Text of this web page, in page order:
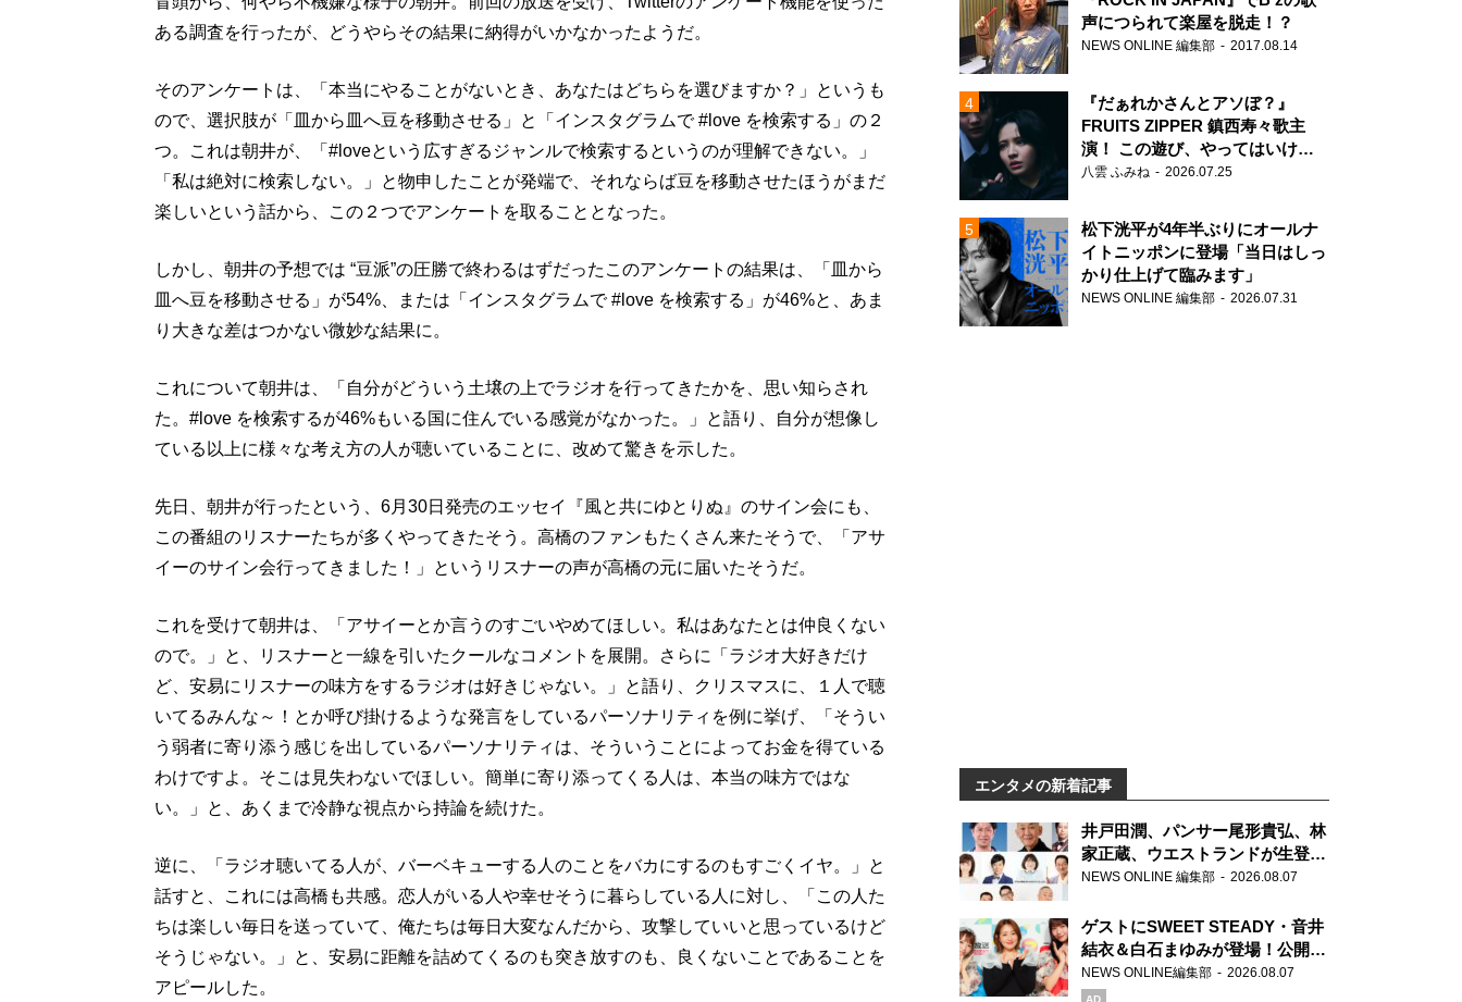
ある調査を行ったが、どうやらその結果に納得がいかなかったようだ。
そのアンケートは、「本当にやることがないとき、あなたはどちらを選びますか？」というも
ので、選択肢が「皿から皿へ豆を移動させる」と「インスタグラムで #love を検索する」の２
つ。これは朝井が、「#loveという広すぎるジャンルで検索するというのが理解できない。」
「私は絶対に検索しない。」と物申したことが発端で、それならば豆を移動させたほうがまだ
楽しいという話から、この２つでアンケートを取ることとなった。
しかし、朝井の予想では “豆派”の圧勝で終わるはずだったこのアンケートの結果は、「皿から
皿へ豆を移動させる」が54%、または「インスタグラムで #love を検索する」が46%と、あま
り大きな差はつかない微妙な結果に。
これについて朝井は、「自分がどういう土壌の上でラジオを行ってきたかを、思い知らされ
た。#love を検索するが46%もいる国に住んでいる感覚がなかった。」と語り、自分が想像し
ている以上に様々な考え方の人が聴いていることに、改めて驚きを示した。
先日、朝井が行ったという、6月30日発売のエッセイ『風と共にゆとりぬ』のサイン会にも、
この番組のリスナーたちが多くやってきたそう。高橋のファンもたくさん来たそうで、「アサ
イーのサイン会行ってきました！」というリスナーの声が高橋の元に届いたそうだ。
これを受けて朝井は、「アサイーとか言うのすごいやめてほしい。私はあなたとは仲良くない
ので。」と、リスナーと一線を引いたクールなコメントを展開。さらに「ラジオ大好きだけ
ど、安易にリスナーの味方をするラジオは好きじゃない。」と語り、クリスマスに、１人で聴
いてるみんな～！とか呼び掛けるような発言をしているパーソナリティを例に挙げ、「そうい
う弱者に寄り添う感じを出しているパーソナリティは、そういうことによってお金を得ている
わけですよ。そこは見失わないでほしい。簡単に寄り添ってくる人は、本当の味方ではな
い。」と、あくまで冷静な視点から持論を続けた。
逆に、「ラジオ聴いてる人が、バーベキューする人のことをバカにするのもすごくイヤ。」と
話すと、これには高橋も共感。恋人がいる人や幸せそうに暮らしている人に対し、「この人た
ちは楽しい毎日を送っていて、俺たちは毎日大変なんだから、攻撃していいと思っているけど
そうじゃない。」と、安易に距離を詰めてくるのも突き放すのも、良くないことであることを
アピールした。
声につられて楽屋を脱走！？
NEWS ONLINE 編集部 2017.08.14
『だぁれかさんとアソぼ？』
FRUITS ZIPPER 鎮西寿々歌主
演！ この遊び、やってはいけま
せん。
八雲 ふみね 2026.07.25
松下洸平が4年半ぶりにオールナ
イトニッポンに登場「当日はしっ
かり仕上げて臨みます」
NEWS ONLINE 編集部 2026.07.31
エンタメの新着記事
井戸田潤、パンサー尾形貴弘、林
家正蔵、ウエストランドが生登
場！『ラジオビバリー昼ズ』
NEWS ONLINE 編集部 2026.08.07
ゲストにSWEET STEADY・音井
結衣＆白石まゆみが登場！公開収
録で素顔全開！
NEWS ONLINE編集部 2026.08.07
AD